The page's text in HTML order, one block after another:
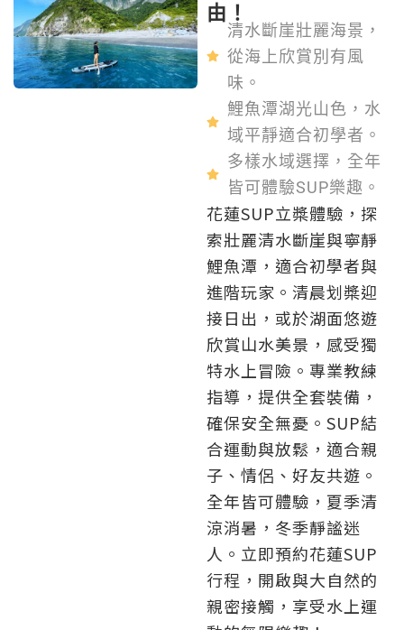
由！
清水斷崖壯麗海景，
從海上欣賞別有風
味。
鯉魚潭湖光山色，水
域平靜適合初學者。
多樣水域選擇，全年
皆可體驗SUP樂趣。
花蓮SUP立槳體驗，探
索壯麗清水斷崖與寧靜
鯉魚潭，適合初學者與
進階玩家。清晨划槳迎
接日出，或於湖面悠遊
欣賞山水美景，感受獨
特水上冒險。專業教練
指導，提供全套裝備，
確保安全無憂。SUP結
合運動與放鬆，適合親
子、情侶、好友共遊。
全年皆可體驗，夏季清
涼消暑，冬季靜謐迷
人。立即預約花蓮SUP
行程，開啟與大自然的
親密接觸，享受水上運